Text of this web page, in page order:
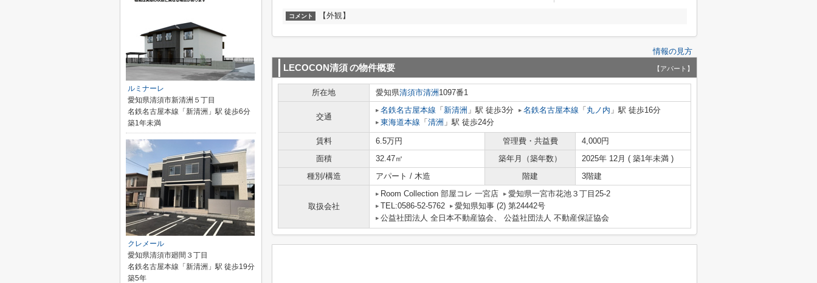
コメント 【外観】
情報の見方
LECOCON清須の物件概要 【アパート】
所在地 愛知県清須市清洲 1097番1
交通
名鉄名古屋本線 「 新清洲 」駅 徒歩3分 名鉄名古屋本線 「 丸ノ内 」駅 徒歩16分
東海道本線 「 清洲 」駅 徒歩24分
賃料 6.5万円 管理費・共益費
4,000円
面積
32.47㎡ 築年月（築年数）
2025年 12月 ( 築1年未満 )
種別/構造
アパート / 木造 階建 3階建
取扱会社
Room Collection 部屋コレ 一宮店
愛知県一宮市花池３丁目25-2
TEL:0586-52-5762
愛知県知事 (2) 第24442号
公益社団法人 全日本不動産協会、 公益社団法人 不動産保証協会
ルミナーレ
愛知県清須市新清洲５丁目
名鉄名古屋本線「新清洲」駅 徒歩6分
築1年未満
クレメール
愛知県清須市廻間３丁目
名鉄名古屋本線「新清洲」駅 徒歩19分
築5年